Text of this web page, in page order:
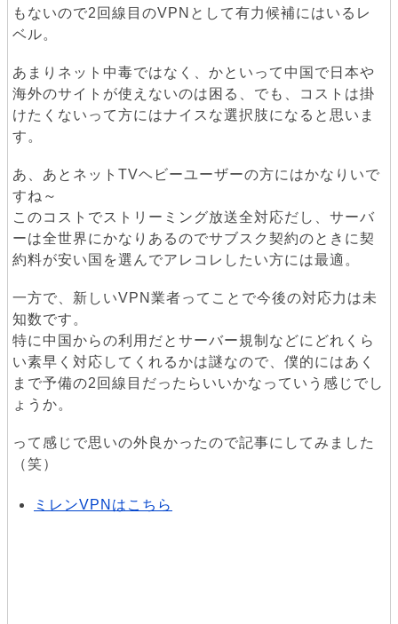
もないので2回線目のVPNとして有力候補にはいるレ
ベル。
あまりネット中毒ではなく、かといって中国で日本や
海外のサイトが使えないのは困る、でも、コストは掛
けたくないって方にはナイスな選択肢になると思いま
す。
あ、あとネットTVヘビーユーザーの方にはかなりいで
すね～
このコストでストリーミング放送全対応だし、サーバ
ーは全世界にかなりあるのでサブスク契約のときに契
約料が安い国を選んでアレコレしたい方には最適。
一方で、新しいVPN業者ってことで今後の対応力は未
知数です。
特に中国からの利用だとサーバー規制などにどれくら
い素早く対応してくれるかは謎なので、僕的にはあく
まで予備の2回線目だったらいいかなっていう感じでし
ょうか。
って感じで思いの外良かったので記事にしてみました
（笑）
ミレンVPNはこちら